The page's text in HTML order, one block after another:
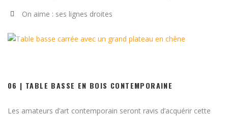
On aime : ses lignes droites
06 | TABLE BASSE EN BOIS CONTEMPORAINE
Les amateurs d’art contemporain seront ravis d’acquérir cette